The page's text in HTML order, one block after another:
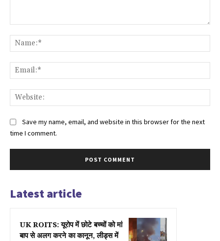
Save my name, email, and website in this browser for the next
time I comment.
Latest article
UK ROITS: यूरोप में छोटे बच्चों को मां
बाप से अलग करने का कानून, लीड्स में